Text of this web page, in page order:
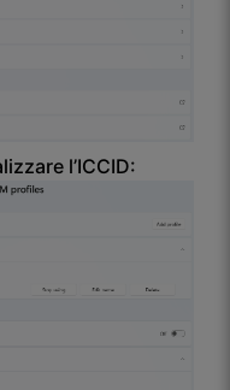
l’ICCID: